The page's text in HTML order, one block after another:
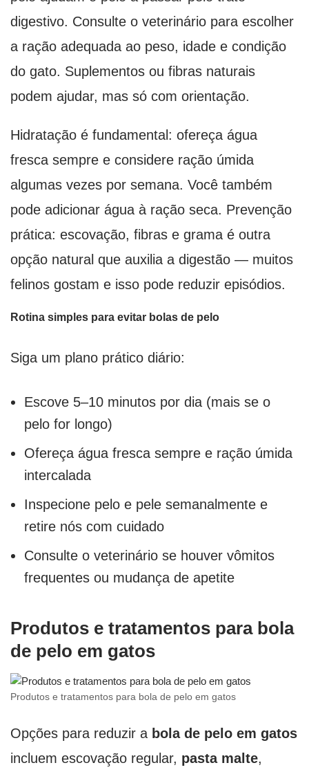
digestivo. Consulte o veterinário para escolher
a ração adequada ao peso, idade e condição
do gato. Suplementos ou fibras naturais
podem ajudar, mas só com orientação.
Hidratação é fundamental: ofereça água
fresca sempre e considere ração úmida
algumas vezes por semana. Você também
pode adicionar água à ração seca. Prevenção
prática: escovação, fibras e grama é outra
opção natural que auxilia a digestão — muitos
felinos gostam e isso pode reduzir episódios.
Rotina simples para evitar bolas de pelo
Siga um plano prático diário:
Escove 5–10 minutos por dia (mais se o
pelo for longo)
Ofereça água fresca sempre e ração úmida
intercalada
Inspecione pelo e pele semanalmente e
retire nós com cuidado
Consulte o veterinário se houver vômitos
frequentes ou mudança de apetite
Produtos e tratamentos para bola
de pelo em gatos
Produtos e tratamentos para bola de pelo em gatos
Opções para reduzir a bola de pelo em gatos
incluem escovação regular, pasta malte,